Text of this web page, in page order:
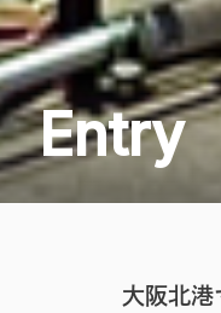
Entry
大阪北